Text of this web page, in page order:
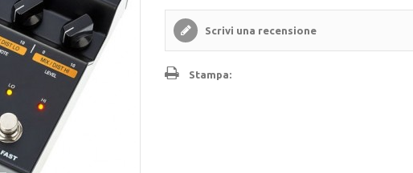
Scrivi una recensione
Stampa: